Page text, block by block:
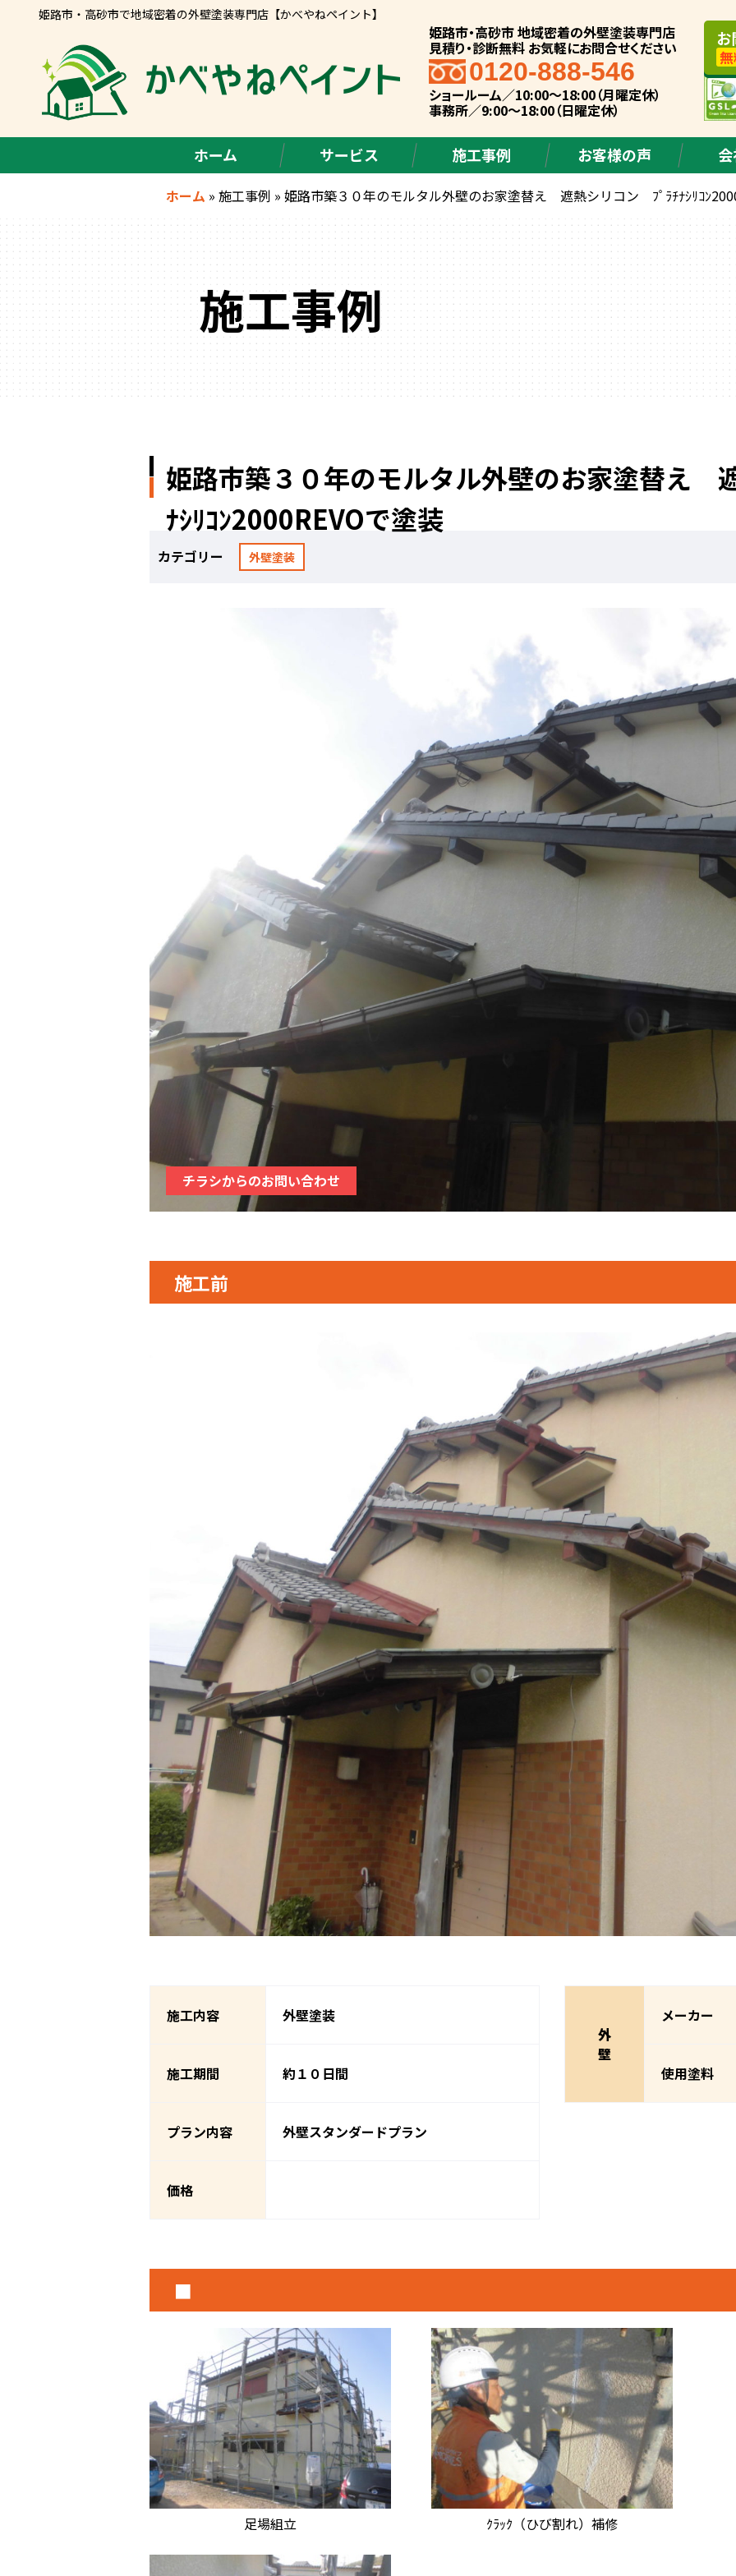
姫路市・高砂市で地域密着の外壁塗装専門店【かべやねペイント】
姫路市・高砂市 地域密着の外壁塗装専門店
見積り・診断無料 お気軽にお問合せください
0120-888-546
ショールーム／10:00～18:00（月曜定休）
事務所／9:00～18:00（日曜定休）
お
ホーム サービス 施工事例 お客様の声
ホーム » 施工事例 » 姫路市築３０年のモルタル外壁のお家塗替え 遮熱シリコン ﾌﾟﾗﾁﾅｼﾘｺﾝ
施工事例
姫路市築３０年のモルタル外壁のお家塗替え
ﾅｼﾘｺﾝ2000REVOで塗装
カテゴリー 外壁塗装
チラシからのお問い合わせ
施工前
施工内容 外壁塗装
施工期間 約１０日間
プラン内容 外壁スタンダードプラン
価格
外
壁
メーカー
使用塗料
■
足場組立 ｸﾗｯｸ（ひび割れ）補修